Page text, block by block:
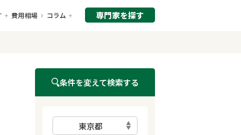
費用相場 コラム 専門家を探す
条件を変えて検索する
東京都